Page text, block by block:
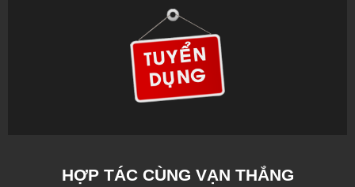
HỢP TÁC CÙNG VẠN THẮNG